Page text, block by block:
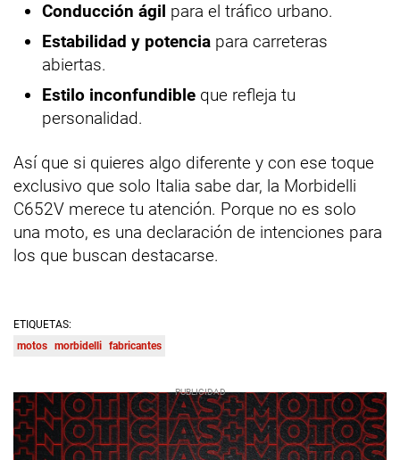
Conducción ágil para el tráfico urbano.
Estabilidad y potencia para carreteras
abiertas.
Estilo inconfundible que refleja tu
personalidad.
Así que si quieres algo diferente y con ese toque
exclusivo que solo Italia sabe dar, la Morbidelli
C652V merece tu atención. Porque no es solo
una moto, es una declaración de intenciones para
los que buscan destacarse.
ETIQUETAS:
motos morbidelli fabricantes